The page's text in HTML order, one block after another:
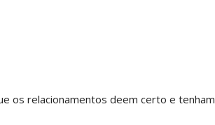
os relacionamentos deem certo e tenham